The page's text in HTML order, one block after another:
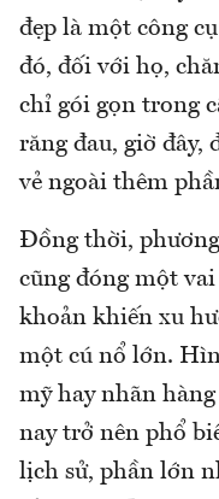
đẹp là một công
đó, đối với họ,
chỉ gói gọn trong
răng đau, giờ đây,
vẻ ngoài thêm
Đồng thời,
cũng đóng một
khoản khiến xu
một cú nổ lớn.
mỹ hay nhãn
nay trở nên phổ
lịch sử, phần lớn